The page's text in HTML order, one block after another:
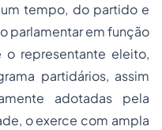
tempo, do partido e
parlamentar em função
representante eleito,
partidários, assim
adotadas pela
o exerce com ampla